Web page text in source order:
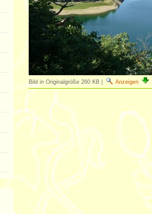
Bild in Originalgröße 260 KB Anzeigen